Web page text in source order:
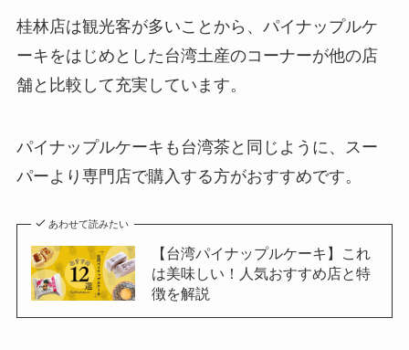
桂林店は観光客が多いことから、パイナップルケ
ーキをはじめとした台湾土産のコーナーが他の店
舗と比較して充実しています。
パイナップルケーキも台湾茶と同じように、スー
パーより専門店で購入する方がおすすめです。
あわせて読みたい
【台湾パイナップルケーキ】これ
は美味しい！人気おすすめ店と特
徴を解説